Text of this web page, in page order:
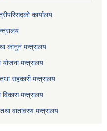
कार्यालय
कानुन मन्त्रालय
योजना मन्त्रालय
सहकारी मन्त्रालय
विकास मन्त्रालय
वातावरण मन्त्रालय